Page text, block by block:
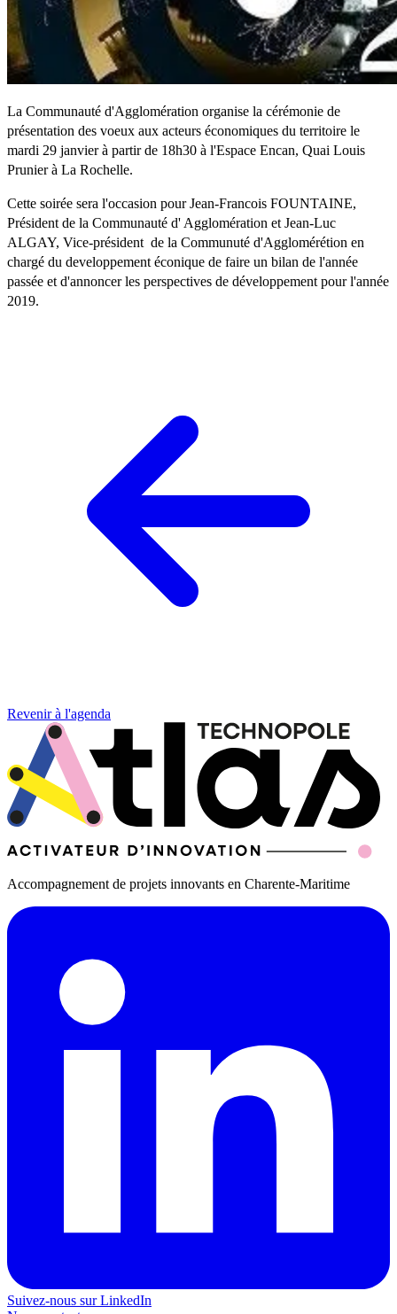
La Communauté d'Agglomération organise la cérémonie de
présentation des voeux aux acteurs économiques du territoire le
mardi 29 janvier à partir de 18h30 à l'Espace Encan, Quai Louis
Prunier à La Rochelle.
Cette soirée sera l'occasion pour Jean-Francois FOUNTAINE,
Président de la Communauté d' Agglomération et Jean-Luc
ALGAY, Vice-président de la Communuté d'Agglomérétion en
chargé du developpement éconique de faire un bilan de l'année
passée et d'annoncer les perspectives de développement pour l'année
2019.
Revenir à l'agenda
Accompagnement de projets innovants en Charente-Maritime
Suivez-nous sur LinkedIn